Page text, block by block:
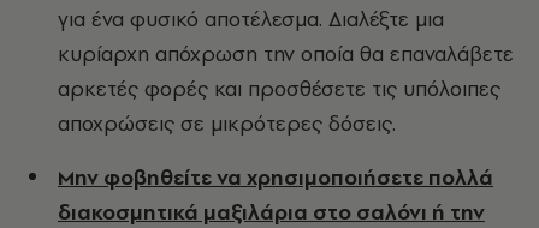
για ένα φυσικό αποτέλεσμα. Διαλέξτε μια
κυρίαρχη απόχρωση την οποία θα επαναλάβετε
αρκετές φορές και προσθέσετε τις υπόλοιπες
αποχρώσεις σε μικρότερες δόσεις.
Μην φοβηθείτε να χρησιμοποιήσετε πολλά
διακοσμητικά μαξιλάρια στο σαλόνι ή την